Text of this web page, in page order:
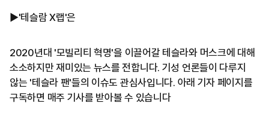
▶'테슬람 X랩'은
2020년대 '모빌리티 혁명'을 이끌어갈 테슬라와 머스크에 대해
소소하지만 재미있는 뉴스를 전합니다. 기성 언론들이 다루지
않는 '테슬라 팬'들의 이슈도 관심사입니다. 아래 기자 페이지를
구독하면 매주 기사를 받아볼 수 있습니다